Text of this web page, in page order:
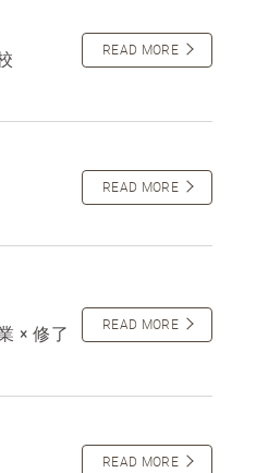
READ MORE
READ MORE
× 修了
READ MORE
READ MORE